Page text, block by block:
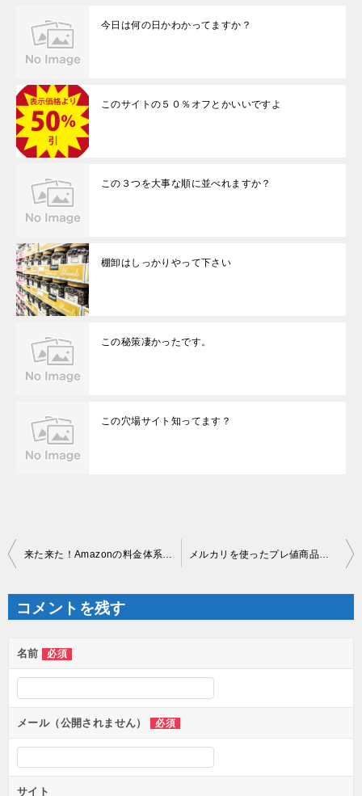
ま
す
)
今日は何の日かわかってますか？
このサイトの５０％オフとかいいですよ
この３つを大事な順に並べれますか？
棚卸はしっかりやって下さい
この秘策凄かったです。
この穴場サイト知ってます？
投
稿
ナ
ゲ
ー
シ
ン
来た来た！Amazonの料金体系変更！ メルカリを使ったプレ値商品検索法
コメントを残す
名前 必須
メール（公開されません） 必須
サイト